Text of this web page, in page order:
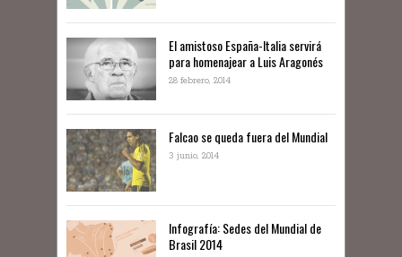
El amistoso España-Italia servirá
para homenajear a Luis Aragonés
28 febrero, 2014
Falcao se queda fuera del Mundial
3 junio, 2014
Infografía: Sedes del Mundial de
Brasil 2014